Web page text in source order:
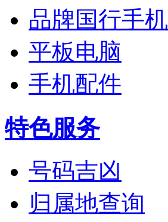
品牌国行手机
平板电脑
手机配件
特色服务
号码吉凶
归属地查询